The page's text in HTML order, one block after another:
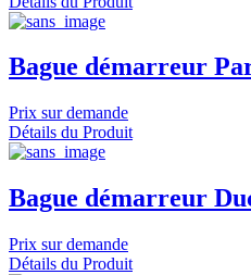
Bague démarreur
Prix sur demande
Détails du Produit
Bague démarreur
Prix sur demande
Détails du Produit